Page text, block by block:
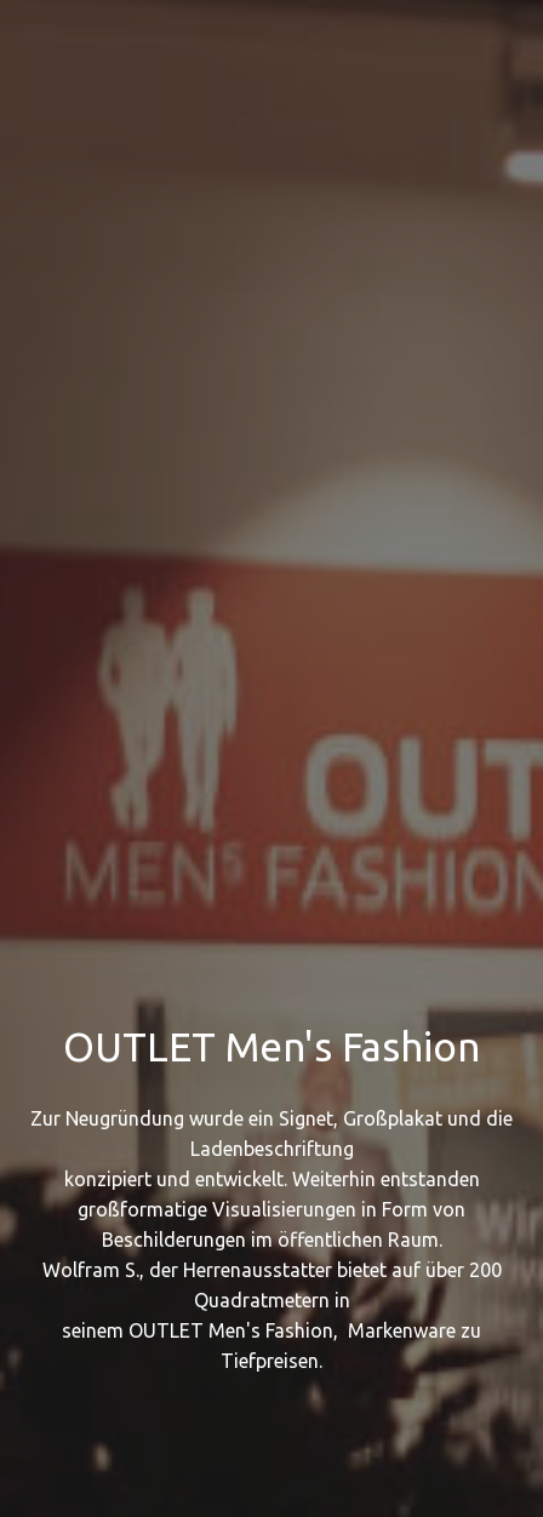
OUTLET Men's Fashion
Zur Neugründung wurde ein Signet, Großplakat und die
Ladenbeschriftung
konzipiert und entwickelt. Weiterhin entstanden
großformatige Visualisierungen in Form von
Beschilderungen im öffentlichen Raum.
Wolfram S., der Herrenausstatter bietet auf über 200
Quadratmetern in
seinem OUTLET Men's Fashion, Markenware zu
Tiefpreisen.